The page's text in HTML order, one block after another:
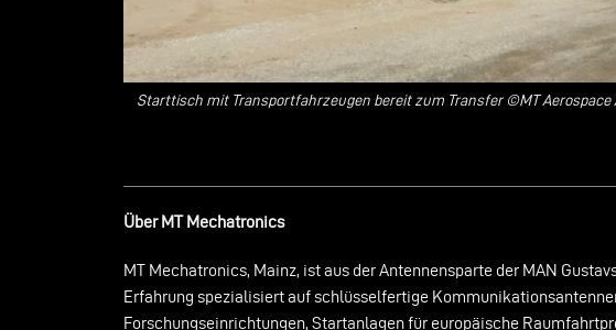
Starttisch mit Transportfahrzeugen bereit zum Transfer ©MT Aerospace
Über MT Mechatronics
MT Mechatronics, Mainz, ist aus der Antennensparte der MAN
Erfahrung spezialisiert auf schlüsselfertige
Forschungseinrichtungen, Startanlagen für europäische